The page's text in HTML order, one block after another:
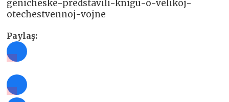
genicheske-predstavili-knigu-o-velikoj-
otechestvennoj-vojne
Paylaş: